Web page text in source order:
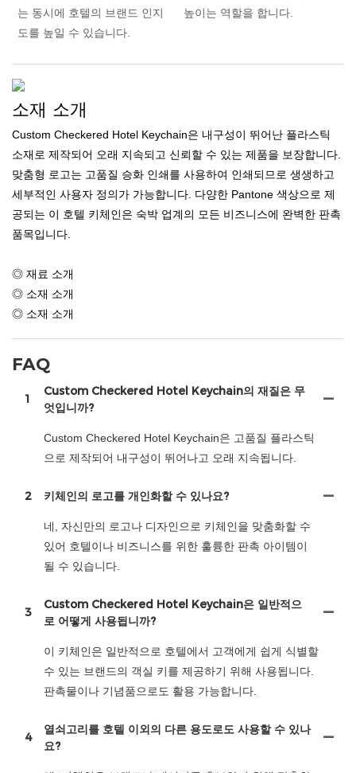
는 동시에 호텔의 브랜드 인지
도를 높일 수 있습니다.
높이는 역할을 합니다.
소재 소개
Custom Checkered Hotel Keychain은 내구성이 뛰어난 플라스틱
소재로 제작되어 오래 지속되고 신뢰할 수 있는 제품을 보장합니다.
맞춤형 로고는 고품질 승화 인쇄를 사용하여 인쇄되므로 생생하고
세부적인 사용자 정의가 가능합니다. 다양한 Pantone 색상으로 제
공되는 이 호텔 키체인은 숙박 업계의 모든 비즈니스에 완벽한 판촉
품목입니다.
◎ 재료 소개
◎ 소재 소개
◎ 소재 소개
FAQ
1
Custom Checkered Hotel Keychain의 재질은 무
엇입니까?
Custom Checkered Hotel Keychain은 고품질 플라스틱
으로 제작되어 내구성이 뛰어나고 오래 지속됩니다.
2 키체인의 로고를 개인화할 수 있나요?
네, 자신만의 로고나 디자인으로 키체인을 맞춤화할 수
있어 호텔이나 비즈니스를 위한 훌륭한 판촉 아이템이
될 수 있습니다.
3
Custom Checkered Hotel Keychain은 일반적으
로 어떻게 사용됩니까?
이 키체인은 일반적으로 호텔에서 고객에게 쉽게 식별할
수 있는 브랜드의 객실 키를 제공하기 위해 사용됩니다.
판촉물이나 기념품으로도 활용 가능합니다.
4
열쇠고리를 호텔 이외의 다른 용도로도 사용할 수 있나
요?